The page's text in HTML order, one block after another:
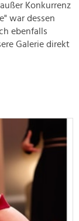
Konkurrenz
war dessen
ebenfalls
Galerie direkt